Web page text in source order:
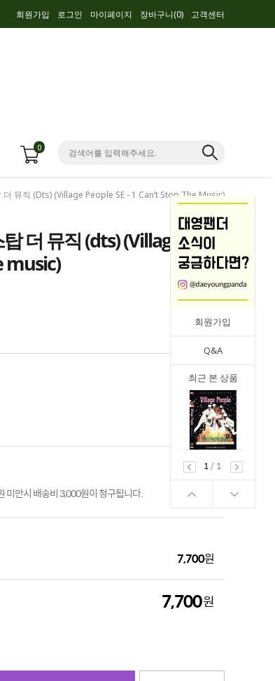
회원가입 로그인 마이페이지 장바구니(0) 고객센터
0
회원가입
Q&A
최근 본 상품
1
/ 1
더 뮤직 (dts) (Village People SE - 1 Can’t Stop The Music)
더 뮤직 (dts) (Village
music)
미만시 배송비 3,000원이 청구됩니다.
7,700원
7,700원